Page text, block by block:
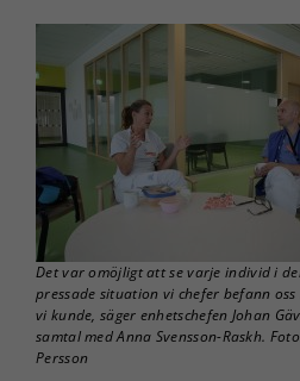
Det var omöjligt att se varje individ i
pressade situation vi chefer befann
vi kunde, säger enhetschefen Johan
samtal med Anna Svensson-Raskh.
Persson